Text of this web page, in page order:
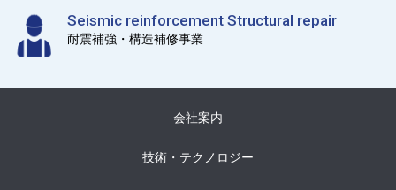
Seismic reinforcement Structural repair
耐震補強・構造補修事業
会社案内
技術・テクノロジー